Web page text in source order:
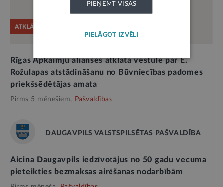
ATKLĀTĀ VĒSTULE
Rīgas Apkaimju alianses atklātā vēstule par E.
Rožulapas atstādināšanu no Būvniecības padomes
priekšsēdētājas amata
Pirms 5 mēnešiem, Pašvaldības
DAUGAVPILS VALSTSPILSĒTAS PAŠVALDĪBA
Aicina Daugavpils iedzīvotājus no 50 gadu vecuma
pieteikties bezmaksas airēšanas nodarbībām
PIEŅEMT VISAS
PIELĀGOT IZVĒLI